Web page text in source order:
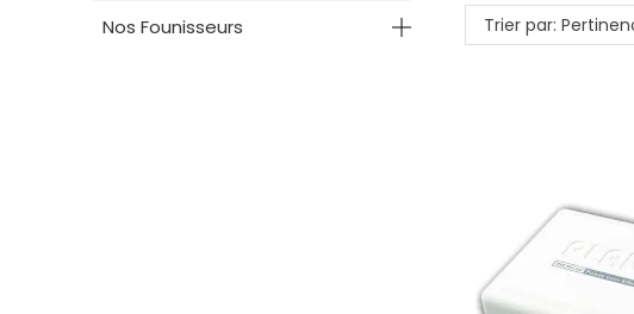
Nos Founisseurs Trier par: